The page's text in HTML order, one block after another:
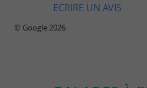
ECRIRE UN AVIS
© Google 2026